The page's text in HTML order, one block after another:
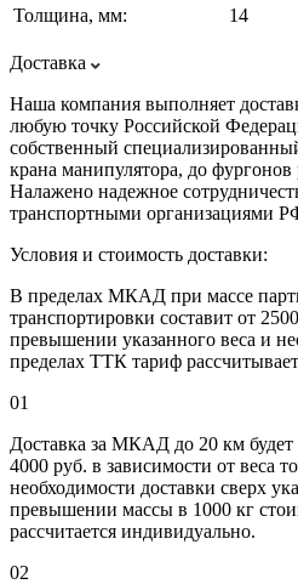
Толщина, мм:
14
Доставка
Наша компания выполняет
любую точку Российской
собственный
крана манипулятора, до
Налажено надежное
транспортными организациями
Условия и стоимость доставки:
В пределах МКАД при массе
транспортировки составит от
превышении указанного веса и
пределах ТТК тариф
01
Доставка за МКАД до 20 км будет
4000 руб. в зависимости от веса
необходимости доставки сверх
превышении массы в 1000 кг
рассчитается индивидуально.
02